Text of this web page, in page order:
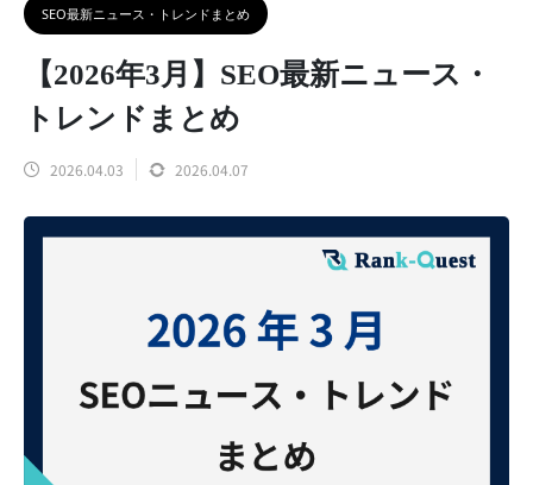
SEO最新ニュース・トレンドまとめ
【2026年3月】SEO最新ニュース・
トレンドまとめ
2026.04.03 2026.04.07